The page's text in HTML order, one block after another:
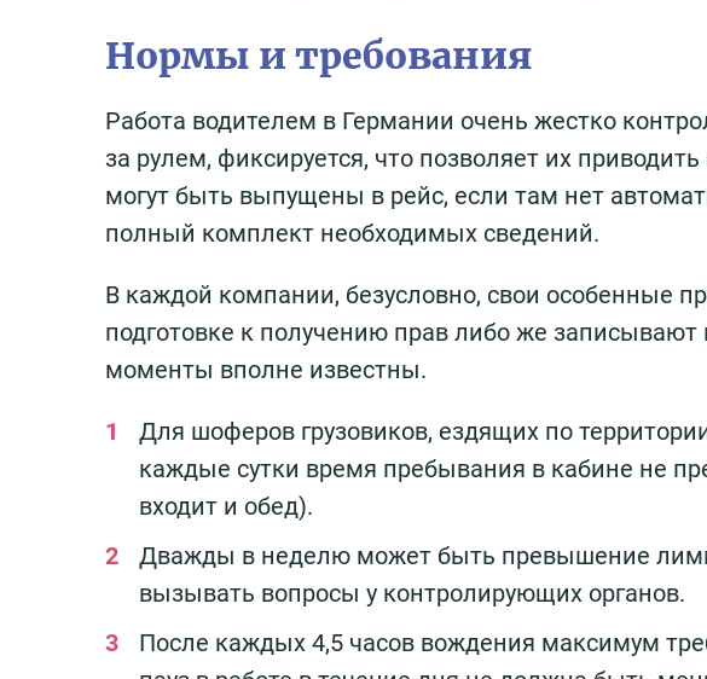
Нормы и требования
Работа водителем в Германии очень жестко
за рулем, фиксируется, что позволяет их
могут быть выпущены в рейс, если там нет
полный комплект необходимых сведений.
В каждой компании, безусловно, свои особенные
подготовке к получению прав либо же
моменты вполне известны.
Для шоферов грузовиков, ездящих по
каждые сутки время пребывания в кабине не
входит и обед).
Дважды в неделю может быть превышение
вызывать вопросы у контролирующих органов.
После каждых 4,5 часов вождения максимум